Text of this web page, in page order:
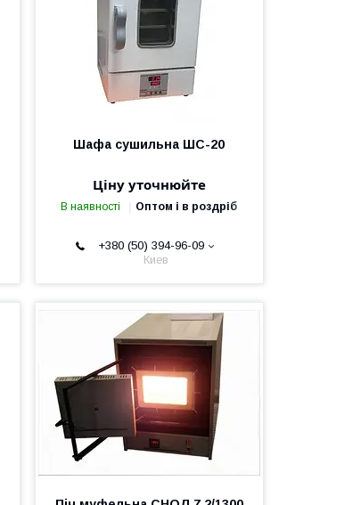
Шафа сушильна ШС-20
Ціну уточнюйте
В наявності Оптом і в роздріб
+380 (50) 394-96-09
Киев